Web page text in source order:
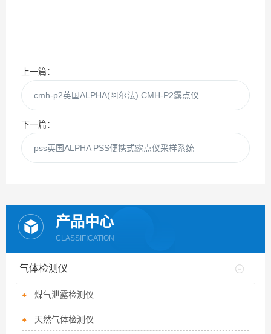
上一篇：
cmh-p2英国ALPHA(阿尔法) CMH-P2露点仪
下一篇：
pss英国ALPHA PSS便携式露点仪采样系统
产品中心
CLASSIFICATION
气体检测仪
煤气泄露检测仪
天然气体检测仪